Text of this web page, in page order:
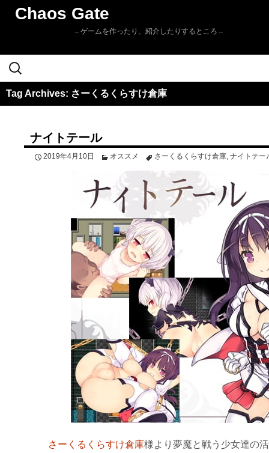
Chaos Gate
– ゲームを作ったり、紹介したりするところ –
Skip to
content
索:
Tag Archives: さーくるくらすけ倉庫
ナイトテール
2019年4月10日 オススメ さーくるくらすけ倉庫, ナイトテー
さーくるくらすけ倉庫様より夢魔と戦う少女達の